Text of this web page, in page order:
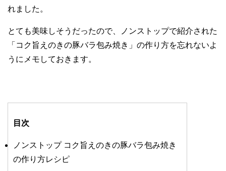
れました。
とても美味しそうだったので、ノンストップで紹介された
「コク旨えのきの豚バラ包み焼き」の作り方を忘れないよ
うにメモしておきます。
目次
ノンストップ コク旨えのきの豚バラ包み焼き
の作り方レシピ